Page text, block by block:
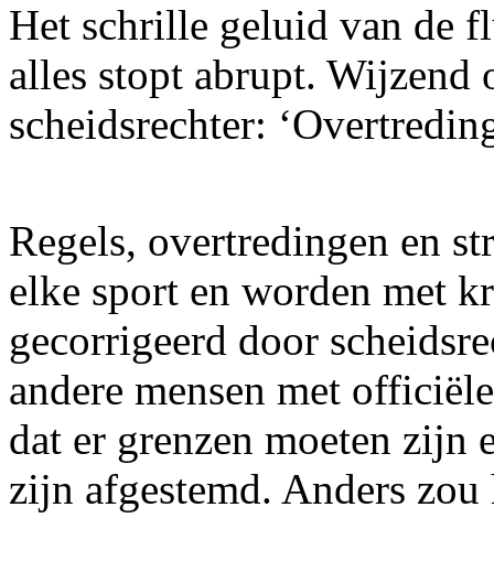
Het schrille geluid van de
alles stopt abrupt. Wijzend
scheidsrechter:
Regels, overtredingen en
elke sport en worden met
gecorrigeerd door
andere mensen met
dat er grenzen moeten zijn
zijn afgestemd. Anders